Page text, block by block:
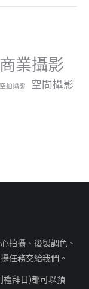
商業攝影
空拍攝影 空間攝影
拍攝、後製調色、
任務交給我們。
禮拜日)都可以預